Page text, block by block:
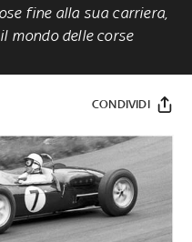
fine alla sua carriera,
mondo delle corse
CONDIVIDI